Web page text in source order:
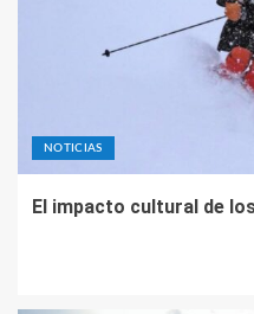
NOTICIAS
El impacto cultural de